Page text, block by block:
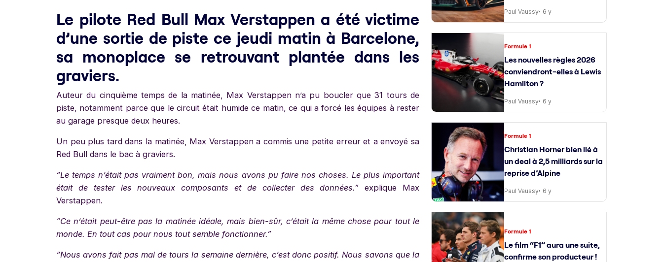
Le pilote Red Bull Max Verstappen a été victime
d’une sortie de piste ce jeudi matin à Barcelone,
sa monoplace se retrouvant plantée dans les
graviers.
Auteur du cinquième temps de la matinée, Max Verstappen n’a pu boucler que 31 tours de
piste, notamment parce que le circuit était humide ce matin, ce qui a forcé les équipes à rester
au garage presque deux heures.
Un peu plus tard dans la matinée, Max Verstappen a commis une petite erreur et a envoyé sa
Red Bull dans le bac à graviers.
“Le temps n’était pas vraiment bon, mais nous avons pu faire nos choses. Le plus important
était de tester les nouveaux composants et de collecter des données.” explique Max
Verstappen.
“Ce n’était peut-être pas la matinée idéale, mais bien-sûr, c’était la même chose pour tout le
monde. En tout cas pour nous tout semble fonctionner.”
“Nous avons fait pas mal de tours la semaine dernière, c’est donc positif. Nous savons que la
Paul Vaussy 6 y
Formule 1
Les nouvelles règles 2026
conviendront-elles à Lewis
Hamilton ?
Paul Vaussy 6 y
Formule 1
Christian Horner bien lié à
un deal à 2,5 milliards sur la
reprise d’Alpine
Paul Vaussy 6 y
Formule 1
Le film “F1” aura une suite,
confirme son producteur !